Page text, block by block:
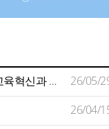
2026년 상반기 세미나: AI 시대 교육혁신과 미래형 교수학습 지원
26/05/
26/04/